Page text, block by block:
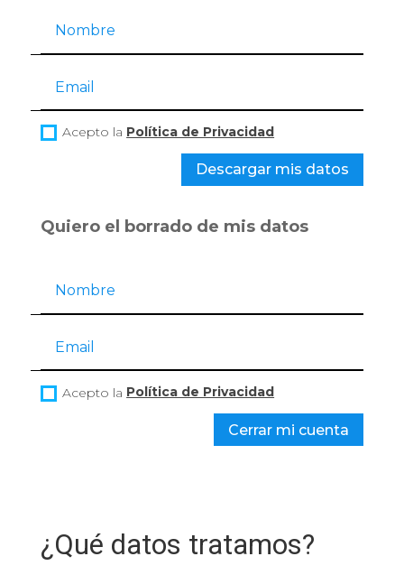
Acepto la Política de Privacidad
Descargar mis datos
Quiero el borrado de mis datos
Acepto la Política de Privacidad
Cerrar mi cuenta
¿Qué datos tratamos?